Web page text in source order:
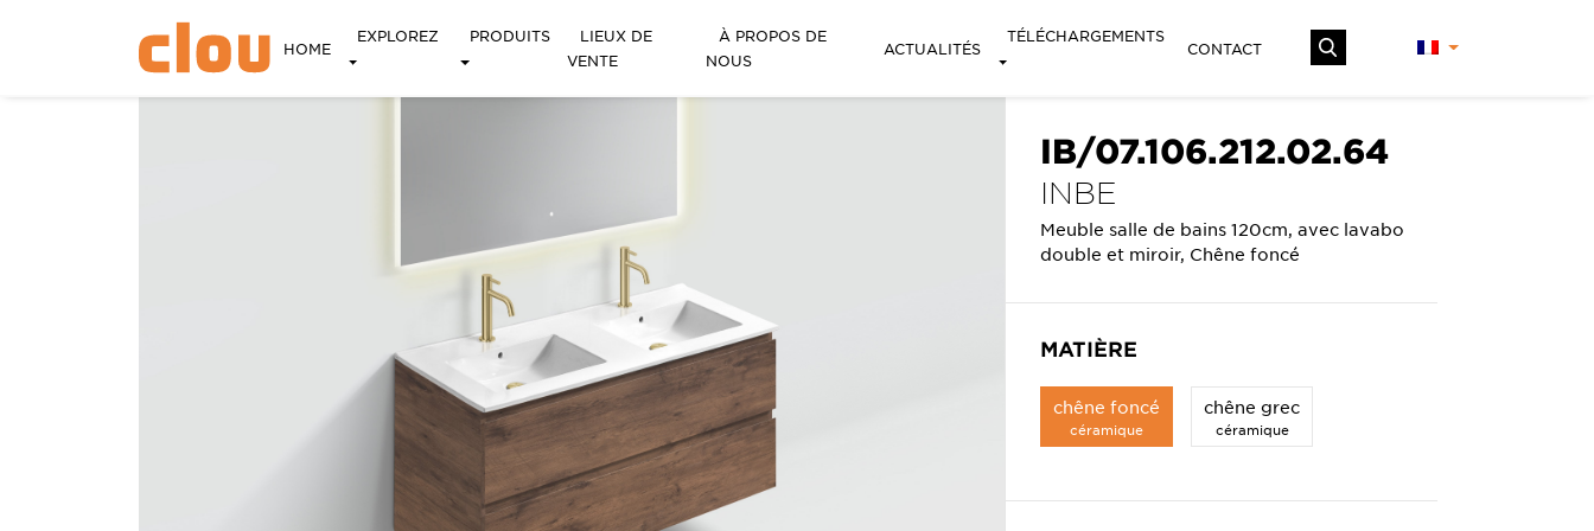
HOME
EXPLOREZ PRODUITS
LIEUX DE
VENTE
À PROPOS DE
NOUS
ACTUALITÉS
TÉLÉCHARGEMENTS
CONTACT
IB/07.106.212.02.64
INBE
Meuble salle de bains 120cm, avec lavabo
double et miroir, Chêne foncé
MATIÈRE
chêne foncé
céramique
chêne grec
céramique